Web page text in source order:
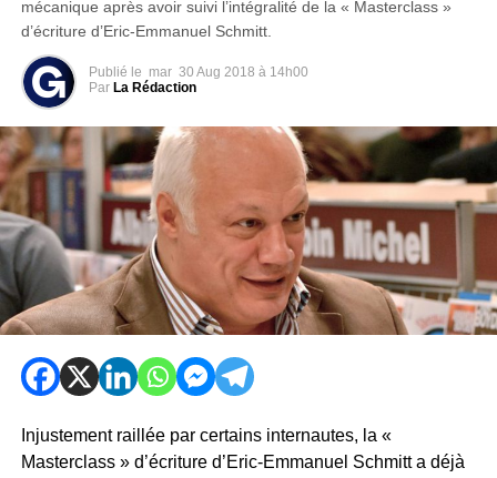
mécanique après avoir suivi l’intégralité de la « Masterclass »
d’écriture d’Eric-Emmanuel Schmitt.
Publié le mar 30 Aug 2018 à 14h00
Par La Rédaction
Injustement raillée par certains internautes, la «
Masterclass » d’écriture d’Eric-Emmanuel Schmitt a déjà